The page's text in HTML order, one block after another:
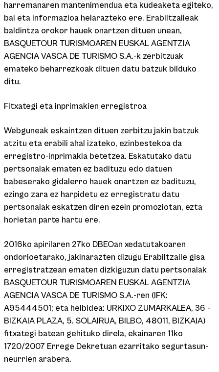
harremanaren mantenimendua eta kudeaketa egiteko,
bai eta informazioa helarazteko ere. Erabiltzaileak
baldintza orokor hauek onartzen dituen unean,
BASQUETOUR TURISMOAREN EUSKAL AGENTZIA
AGENCIA VASCA DE TURISMO S.A.-k zerbitzuak
emateko beharrezkoak dituen datu batzuk bilduko
ditu.
Fitxategi eta inprimakien erregistroa
Webguneak eskaintzen dituen zerbitzu jakin batzuk
atzitu eta erabili ahal izateko, ezinbestekoa da
erregistro-inprimakia betetzea. Eskatutako datu
pertsonalak ematen ez badituzu edo datuen
babeserako gidalerro hauek onartzen ez badituzu,
ezingo zara ez harpidetu ez erregistratu datu
pertsonalak eskatzen diren ezein promoziotan, ezta
horietan parte hartu ere.
2016ko apirilaren 27ko DBEOan xedatutakoaren
ondorioetarako, jakinarazten dizugu Erabiltzaile gisa
erregistratzean ematen dizkiguzun datu pertsonalak
BASQUETOUR TURISMOAREN EUSKAL AGENTZIA
AGENCIA VASCA DE TURISMO S.A.-ren (IFK:
A95444501; eta helbidea: URKIXO ZUMARKALEA, 36 -
BIZKAIA PLAZA, 5. SOLAIRUA, BILBO, 48011, BIZKAIA)
fitxategi batean gehituko direla, ekainaren 11ko
1720/2007 Errege Dekretuan ezarritako segurtasun-
neurrien arabera.